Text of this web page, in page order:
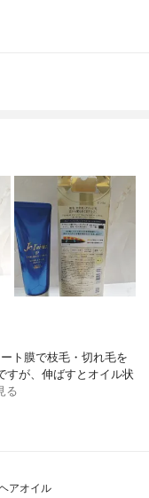
ト膜で枝毛・切れ毛を
すが、伸ばすとオイル状
る
アオイル